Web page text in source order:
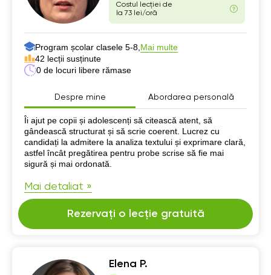
Costul lecției de
la 73 lei/oră
Program școlar clasele 5-8, Mai multe
42 lecții susținute
0 de locuri libere rămase
Despre mine Abordarea personală
Despre mine
Îi ajut pe copii și adolescenți să citească atent, să
gândească structurat și să scrie coerent. Lucrez cu
candidați la admitere la analiza textului și exprimare clară,
astfel încât pregătirea pentru probe scrise să fie mai
sigură și mai ordonată.
Mai detaliat »
Rezervați o lecție gratuită
Elena P.